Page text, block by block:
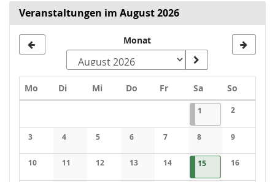
Veranstaltungen im August 2026
Monat
Mo Montag
DiDienstag
MiMittwoch
Do Donnerstag
FrFreitagSaSamstag
So
1 01.08.2026
1 Veranstaltung
2
Keine
3
Keine Veranstaltungen
4
Keine Veranstaltungen
5
Keine Veranstaltungen
6
Keine Veranstaltungen
7
Keine Veranstaltungen
8
Keine
9
Keine
10 11 12 13 14 1515.08.2026
1 Veranstaltung
16